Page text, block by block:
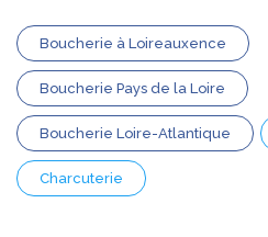
Boucherie à Loireauxence
Boucherie Pays de la Loire
Boucherie Loire-Atlantique
Charcuterie